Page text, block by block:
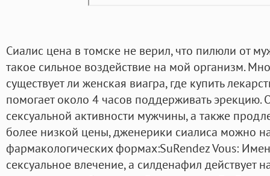
Сиалис цена в томске не верил, что пилюли от
такое сильное воздействие на мой организм.
существует ли женская виагра, где купить
помогает около 4 часов поддерживать
сексуальной активности мужчины, а также
более низкой цены, дженерики сиалиса можно
фармакологических формах:SuRendez Vous:
сексуальное влечение, а силденафил действует